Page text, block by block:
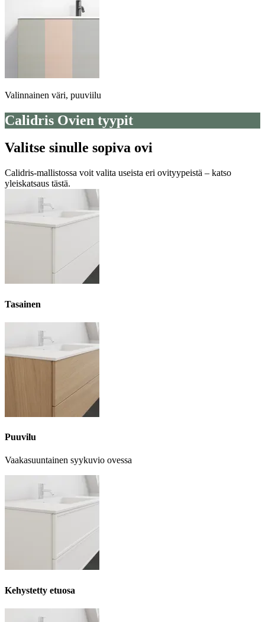
Valinnainen väri, puuviilu
Calidris Ovien tyypit
Valitse sinulle sopiva ovi
Calidris-mallistossa voit valita useista eri ovityypeistä – katso
yleiskatsaus tästä.
Tasainen
Puuvilu
Vaakasuuntainen syykuvio ovessa
Kehystetty etuosa